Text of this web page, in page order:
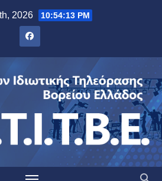
2026 10:54:14 PM